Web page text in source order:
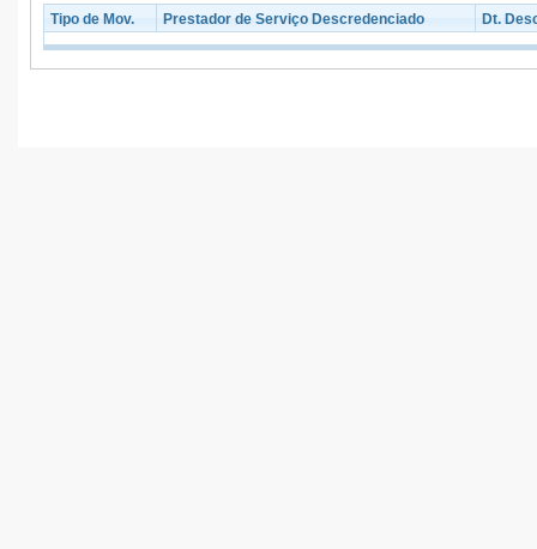
Tipo de Mov. Prestador de Serviço Descredenciado Dt.